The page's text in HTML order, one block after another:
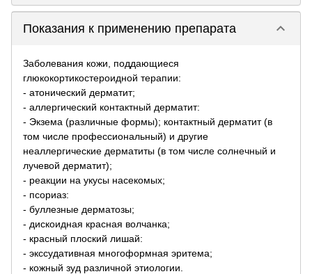
Показания к применению препарата keyboard_arrow_down
Заболевания кожи, поддающиеся
глюкокортикостероидной терапии:
- атонический дерматит;
- аллергический контактный дерматит:
- Экзема (различные формы); контактный дерматит (в
том числе профессиональный) и другие
неаллергические дерматиты (в том числе солнечный и
лучевой дерматит);
- реакции на укусы насекомых;
- псориаз:
- буллезные дерматозы;
- дискоидная красная волчанка;
- красный плоский лишай:
- экссудативная многоформная эритема;
- кожный зуд различной этиологии.